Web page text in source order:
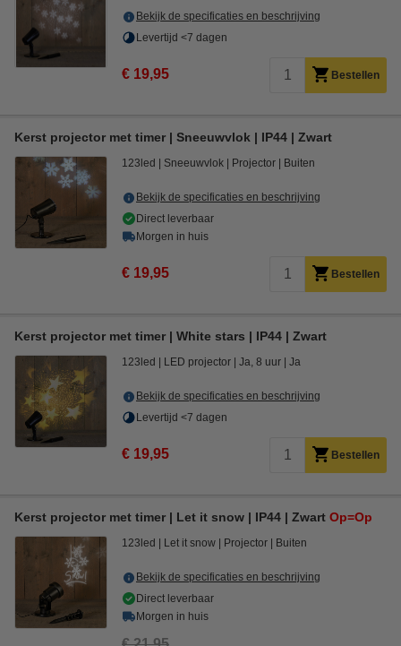
Bekijk de specificaties en beschrijving
Levertijd <7 dagen
€ 19,95 Bestellen
Kerst projector met timer | Sneeuwvlok | IP44 | Zwart
123led Sneeuwvlok Projector Buiten
Bekijk de specificaties en beschrijving
Direct leverbaar
Morgen in huis
€ 19,95 Bestellen
Kerst projector met timer | White stars | IP44 | Zwart
123led LED projector Ja, 8 uur Ja
Bekijk de specificaties en beschrijving
Levertijd <7 dagen
€ 19,95 Bestellen
Kerst projector met timer | Let it snow | IP44 | Zwart Op=Op
123led Let it snow Projector Buiten
Bekijk de specificaties en beschrijving
Direct leverbaar
Morgen in huis